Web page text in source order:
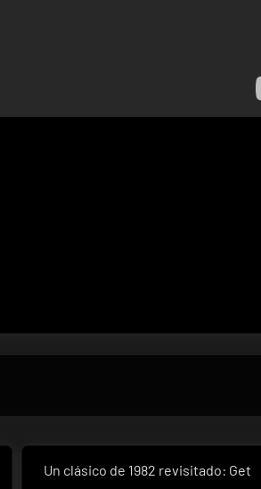
Next
Un clásico de 1982 revisitado: Get